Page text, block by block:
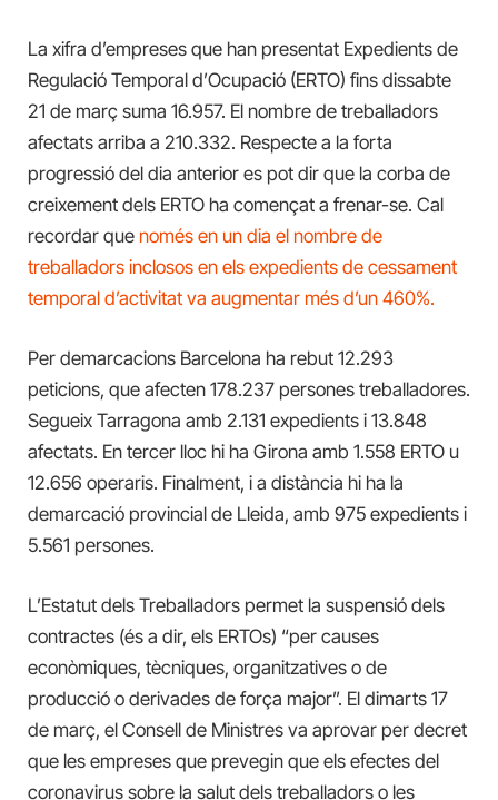
La xifra d’empreses que han presentat Expedients de
Regulació Temporal d’Ocupació (ERTO) fins dissabte
21 de març suma 16.957. El nombre de treballadors
afectats arriba a 210.332. Respecte a la forta
progressió del dia anterior es pot dir que la corba de
creixement dels ERTO ha començat a frenar-se. Cal
recordar que només en un dia el nombre de
treballadors inclosos en els expedients de cessament
temporal d’activitat va augmentar més d’un 460%.
Per demarcacions Barcelona ha rebut 12.293
peticions, que afecten 178.237 persones treballadores.
Segueix Tarragona amb 2.131 expedients i 13.848
afectats. En tercer lloc hi ha Girona amb 1.558 ERTO u
12.656 operaris. Finalment, i a distància hi ha la
demarcació provincial de Lleida, amb 975 expedients i
5.561 persones.
L’Estatut dels Treballadors permet la suspensió dels
contractes (és a dir, els ERTOs) “per causes
econòmiques, tècniques, organitzatives o de
producció o derivades de força major”. El dimarts 17
de març, el Consell de Ministres va aprovar per decret
que les empreses que prevegin que els efectes del
coronavirus sobre la salut dels treballadors o les